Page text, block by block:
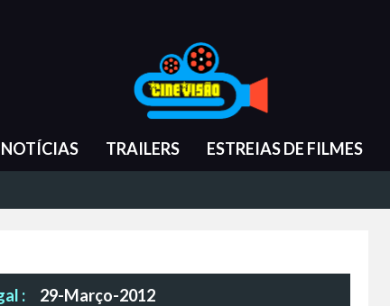
NOTÍCIAS TRAILERS ESTREIAS DE FILMES
: 29-Março-2012